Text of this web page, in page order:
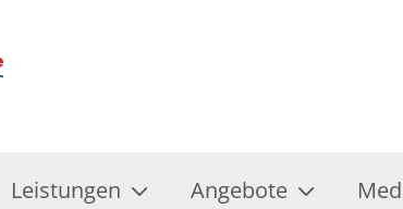
Leistungen Angebote